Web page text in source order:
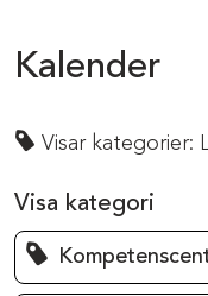
Kalender
Visar kategorier:
Visa kategori